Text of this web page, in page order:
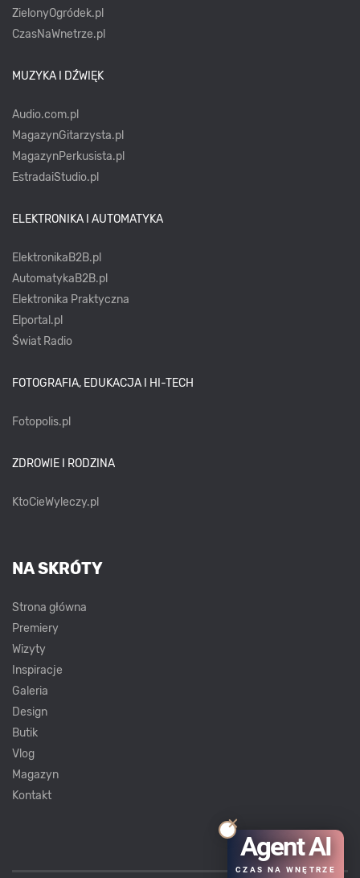
ZielonyOgródek.pl
CzasNaWnetrze.pl
MUZYKA I DŹWIĘK
Audio.com.pl
MagazynGitarzysta.pl
MagazynPerkusista.pl
EstradaiStudio.pl
ELEKTRONIKA I AUTOMATYKA
ElektronikaB2B.pl
AutomatykaB2B.pl
Elektronika Praktyczna
Elportal.pl
Świat Radio
FOTOGRAFIA, EDUKACJA I HI-TECH
Fotopolis.pl
ZDROWIE I RODZINA
KtoCieWyleczy.pl
NA SKRÓTY
Strona główna
Premiery
Wizyty
Inspiracje
Galeria
Design
Butik
Vlog
Magazyn
Kontakt
Agent AI
CZAS NA WNĘTRZE